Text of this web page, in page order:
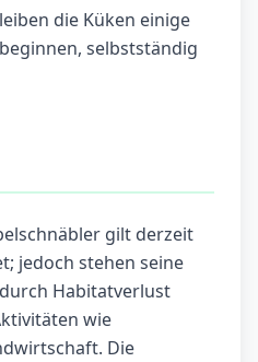
die Küken einige
selbstständig
gilt derzeit
jedoch stehen seine
Habitatverlust
wie
Die